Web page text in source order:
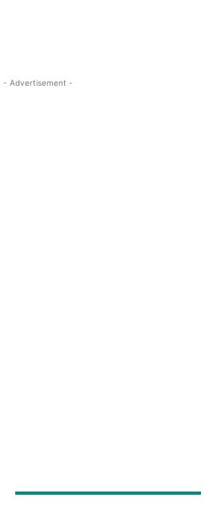
- Advertisement -